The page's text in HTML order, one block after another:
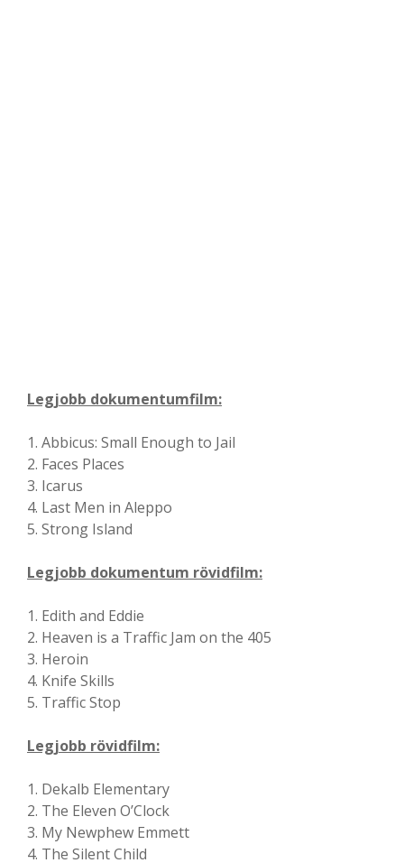
Legjobb dokumentumfilm:
1. Abbicus: Small Enough to Jail
2. Faces Places
3. Icarus
4. Last Men in Aleppo
5. Strong Island
Legjobb dokumentum rövidfilm:
1. Edith and Eddie
2. Heaven is a Traffic Jam on the 405
3. Heroin
4. Knife Skills
5. Traffic Stop
Legjobb rövidfilm:
1. Dekalb Elementary
2. The Eleven O’Clock
3. My Newphew Emmett
4. The Silent Child